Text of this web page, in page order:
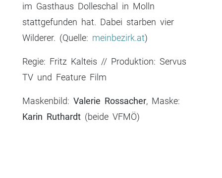
im Gasthaus Dolleschal in Molln
stattgefunden hat. Dabei starben vier
Wilderer. (Quelle: meinbezirk.at)
Regie: Fritz Kalteis // Produktion: Servus
TV und Feature Film
Maskenbild: Valerie Rossacher, Maske:
Karin Ruthardt(beide VFMÖ)